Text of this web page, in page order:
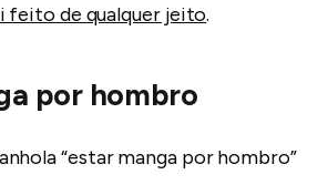
feito de qualquer jeito.
por hombro
“estar manga por hombro”